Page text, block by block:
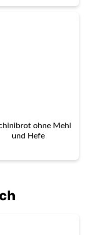
ohne Mehl
und Hefe